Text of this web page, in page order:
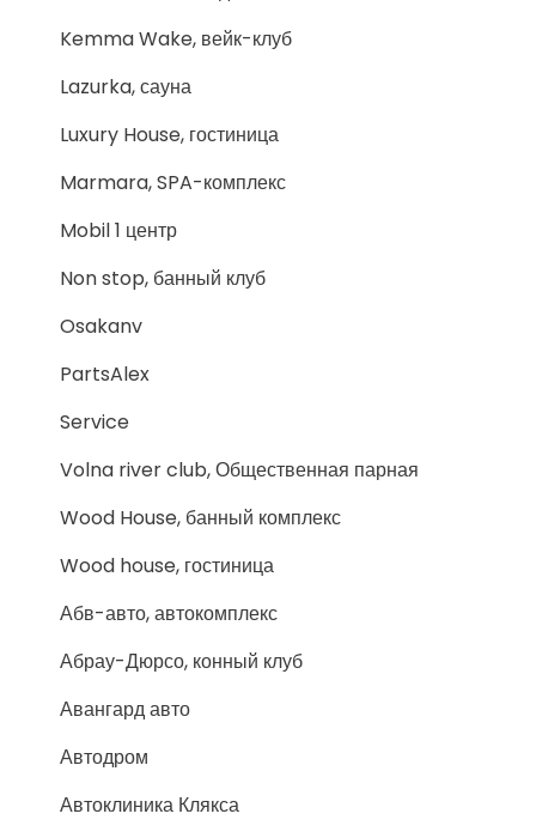
Kemma Wake, вейк-клуб
Lazurka, сауна
Luxury House, гостиница
Marmara, SPA-комплекс
Mobil 1 центр
Non stop, банный клуб
Osakanv
PartsAlex
Service
Volna river club, Общественная парная
Wood House, банный комплекс
Wood house, гостиница
Абв-авто, автокомплекс
Абрау-Дюрсо, конный клуб
Авангард авто
Автодром
Автоклиника Клякса